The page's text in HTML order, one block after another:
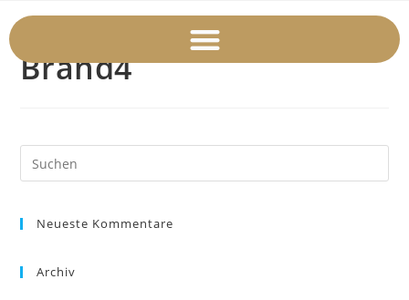
Brand4
Neueste Kommentare
Archiv